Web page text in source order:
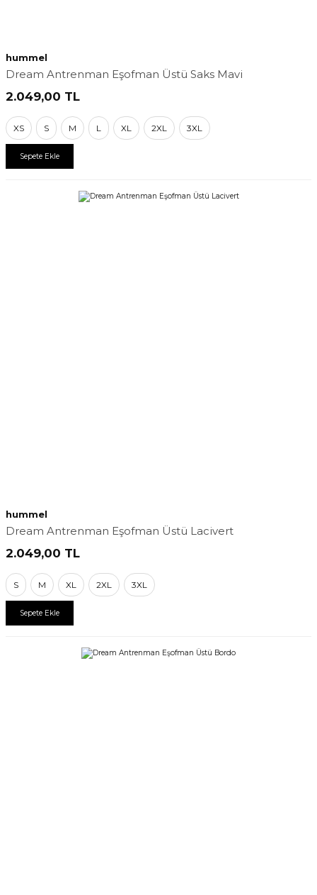
hummel
Dream Antrenman Eşofman Üstü Saks Mavi
2.049,00 TL
XS S M L XL 2XL 3XL
Sepete Ekle
hummel
Dream Antrenman Eşofman Üstü Lacivert
2.049,00 TL
S M XL 2XL 3XL
Sepete Ekle